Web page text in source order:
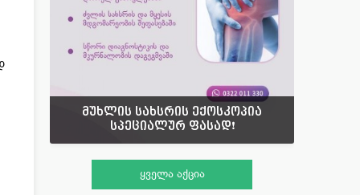
მუხლის სახსრის ექოსკოპია
სპეციალურ ფასად❗️
ყველა აქცია